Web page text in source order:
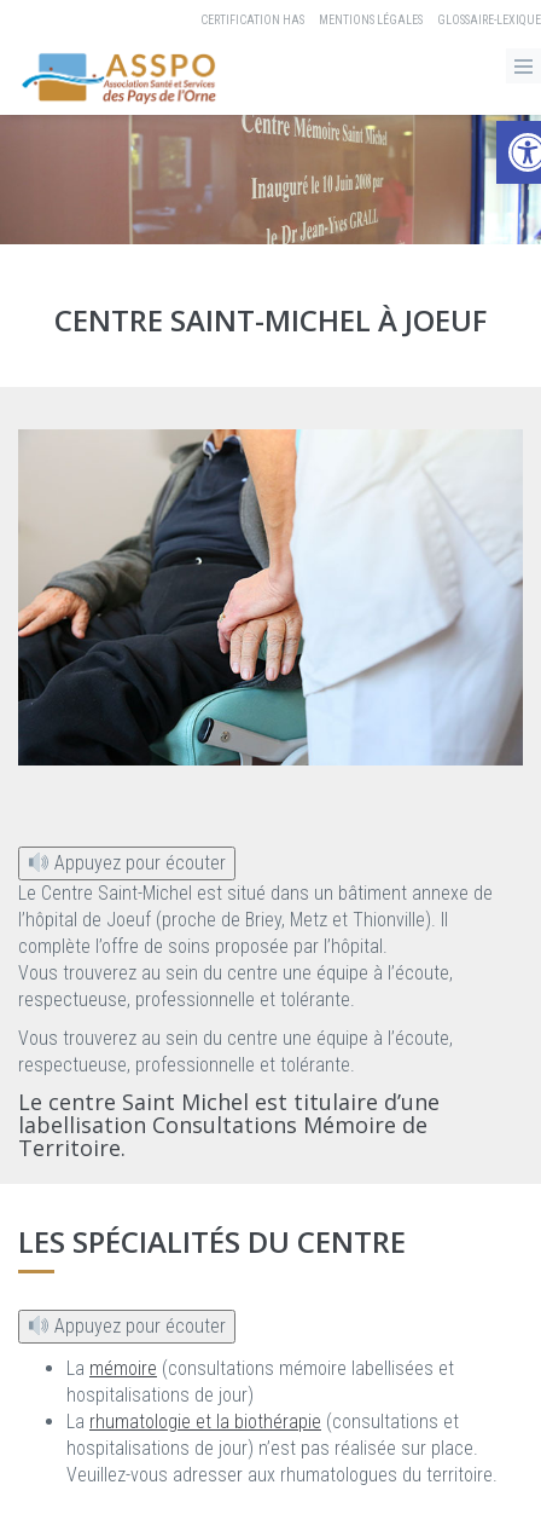
CERTIFICATION HAS MENTIONS LÉGALES GLOSSAIRE-LEXIQUE
CENTRE SAINT-MICHEL À JOEUF
Appuyez pour écouter
Le Centre Saint-Michel est situé dans un bâtiment annexe de
l’hôpital de Joeuf (proche de Briey, Metz et Thionville). Il
complète l’offre de soins proposée par l’hôpital.
Vous trouverez au sein du centre une équipe à l’écoute,
respectueuse, professionnelle et tolérante.
Vous trouverez au sein du centre une équipe à l’écoute,
respectueuse, professionnelle et tolérante.
Le centre Saint Michel est titulaire d’une
labellisation Consultations Mémoire de
Territoire.
LES SPÉCIALITÉS DU CENTRE
Appuyez pour écouter
La mémoire (consultations mémoire labellisées et
hospitalisations de jour)
La rhumatologie et la biothérapie (consultations et
hospitalisations de jour) n’est pas réalisée sur place.
Veuillez-vous adresser aux rhumatologues du territoire.